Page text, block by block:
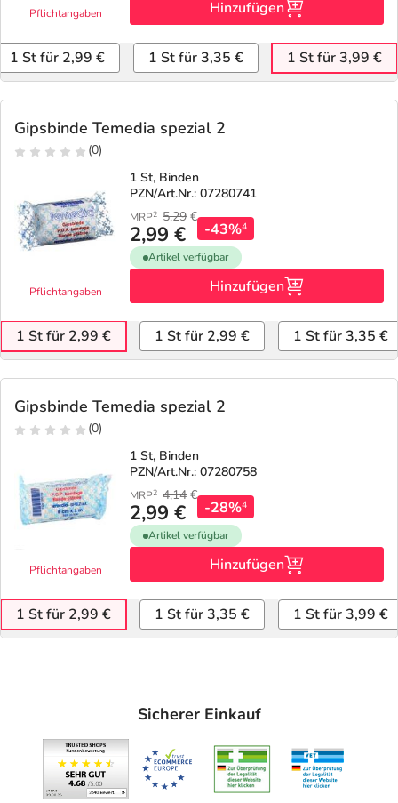
Pflichtangaben Hinzufügen
1 St für 2,99 € 1 St für 3,35 € 1 St für 3,99 €
Gipsbinde Temedia spezial 2
(0)
Pflichtangaben
1 St, Binden
PZN/Art.Nr.: 07280741
MRP2 5,29 €
2,99 € -43%4
Artikel verfügbar
Hinzufügen
1 St für 2,99 € 1 St für 2,99 € 1 St für 3,35 €
Gipsbinde Temedia spezial 2
(0)
Pflichtangaben
1 St, Binden
PZN/Art.Nr.: 07280758
MRP2 4,14 €
2,99 € -28%4
Artikel verfügbar
Hinzufügen
1 St für 2,99 € 1 St für 3,35 € 1 St für 3,99 €
Sicherer Einkauf